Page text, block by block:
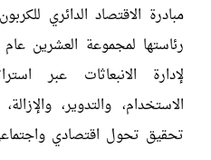
مبادرة الاقتصاد الدائري
لإدارة الانبعاثات عبر
الاستخدام، والتدوير،
تحقيق تحول اقتصادي